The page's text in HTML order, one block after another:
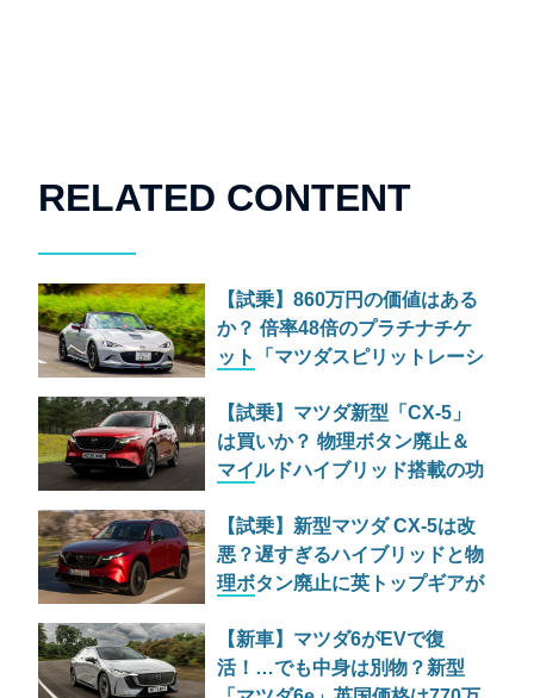
RELATED CONTENT
【試乗】860万円の価値はある
か？ 倍率48倍のプラチナチケ
ット「マツダスピリットレーシ
せる究極の人馬一体
【試乗】マツダ新型「CX-5」
は買いか？ 物理ボタン廃止＆
マイルドハイブリッド搭載の功
【試乗】新型マツダ CX-5は改
悪？遅すぎるハイブリッドと物
理ボタン廃止に英トップギアが
【新車】マツダ6がEVで復
活！…でも中身は別物？新型